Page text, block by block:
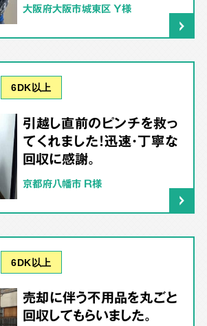
大阪府大阪市城東区 Y様
6DK以上
引越し直前のピンチを救っ
てくれました！迅速・丁寧な
回収に感謝。
京都府八幡市 R様
6DK以上
売却に伴う不用品を丸ごと
回収してもらいました。